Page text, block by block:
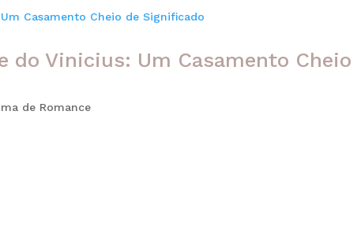
do Vinicius: Um Casamento Cheio
de Romance